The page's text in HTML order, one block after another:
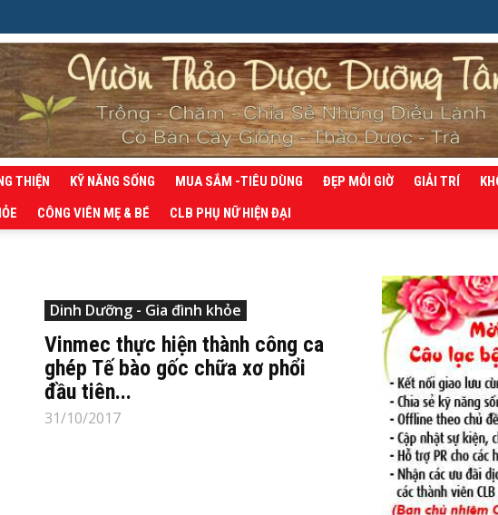
THIỆN KỸ NĂNG SỐNG MUA SẮM -TIÊU DÙNG ĐẸP MỖI GIỜ GIẢI TRÍ
CÔNG VIÊN MẸ & BÉ CLB PHỤ NỮ HIỆN ĐẠI
Dinh Dưỡng - Gia đình khỏe
Vinmec thực hiện thành công ca
ghép Tế bào gốc chữa xơ phổi
đầu tiên...
31/10/2017